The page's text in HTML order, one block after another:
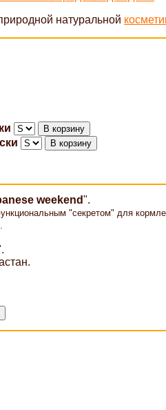
натуральной
weekend".
"секретом" для